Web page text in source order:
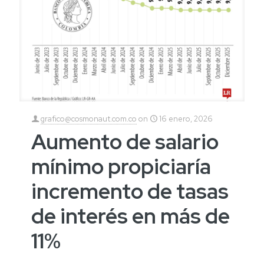
grafico@cosmonaut.com.co on 16 enero, 2026
Aumento de salario
mínimo propiciaría
incremento de tasas
de interés en más de
11%